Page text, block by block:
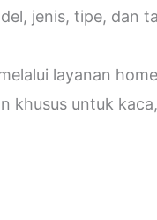
jenis, tipe, dan
layanan
khusus untuk